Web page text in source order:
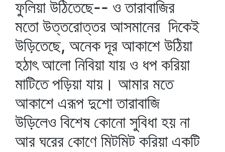
ফুলিয়া উঠিতেছে-- ও তারাবাজির
মতো উত্তরোত্তর আসমানের দিকেই
উড়িতেছে, অনেক দূর আকাশে উঠিয়া
হঠাৎ আলো নিবিয়া যায় ও ধপ করিয়া
মাটিতে পড়িয়া যায়। আমার মতে
আকাশে এরূপ দুশো তারাবাজি
উড়িলেও বিশেষ কোনো সুবিধা হয় না
আর ঘরের কোণে মিটমিট করিয়া একটি